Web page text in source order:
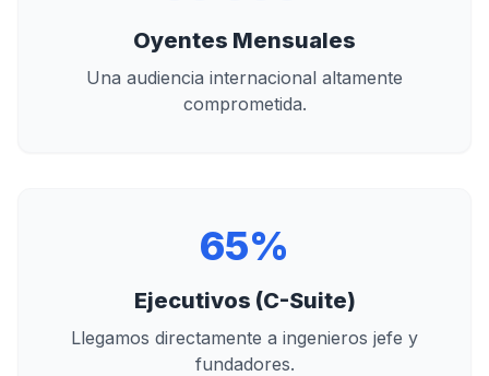
Oyentes Mensuales
Una audiencia internacional altamente
comprometida.
65%
Ejecutivos (C-Suite)
Llegamos directamente a ingenieros jefe y
fundadores.